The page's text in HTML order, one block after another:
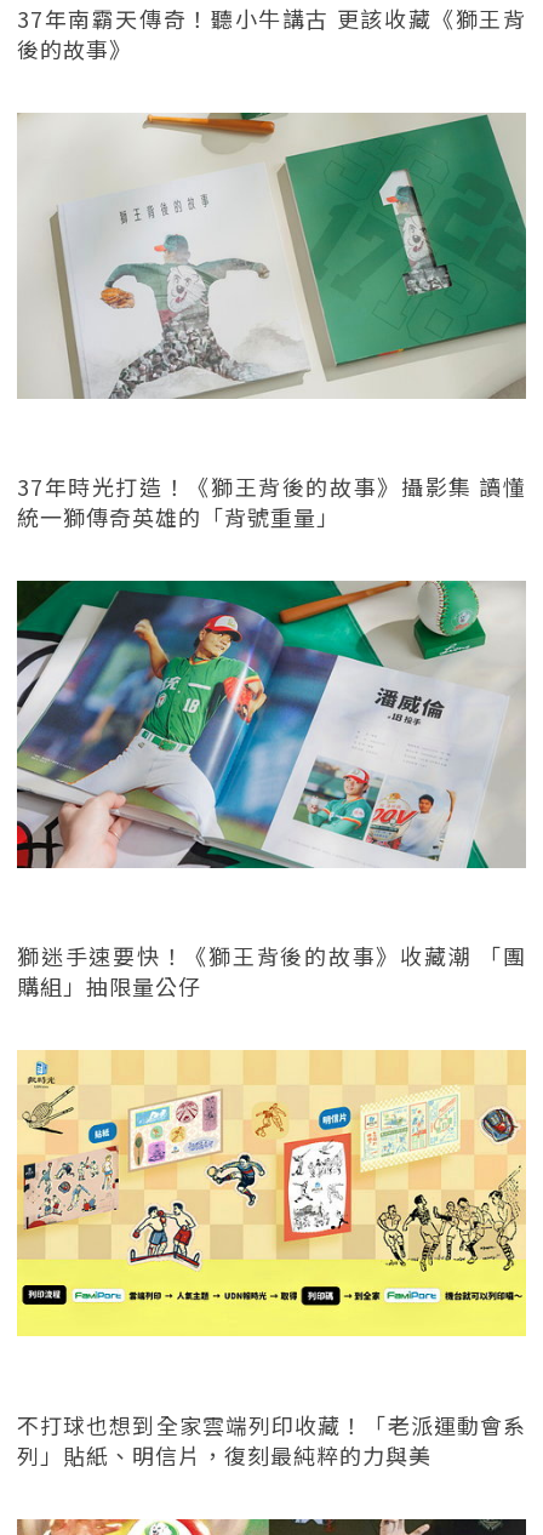
37年南霸天傳奇！聽小牛講古 更該收藏《獅王背
後的故事》
37年時光打造！《獅王背後的故事》攝影集 讀懂
統一獅傳奇英雄的「背號重量」
獅迷手速要快！《獅王背後的故事》收藏潮 「團
購組」抽限量公仔
不打球也想到全家雲端列印收藏！「老派運動會系
列」貼紙、明信片，復刻最純粹的力與美